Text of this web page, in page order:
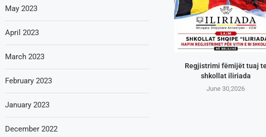
Regjistrimi fëmijët tuaj
shkollat iliriada
June 30,2026
May 2023
April 2023
March 2023
February 2023
January 2023
December 2022